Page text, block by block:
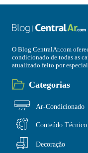
O Blog CentralAr.com
condicionado de todas as
atualizado feito por
Categorias
Ar-Condicionado
Conteúdo Técnico
Decoração